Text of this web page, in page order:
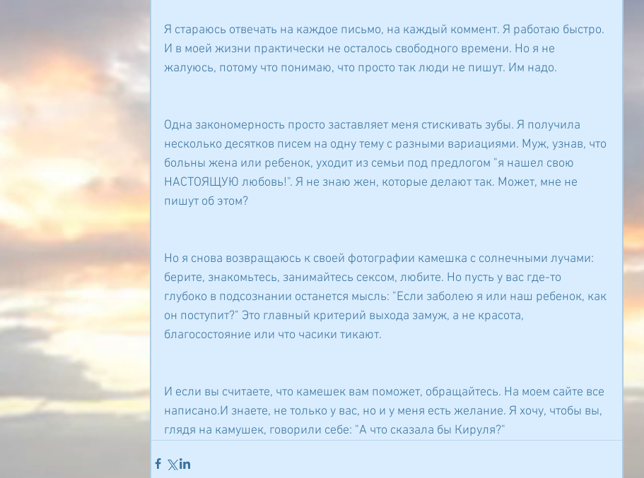
Я стараюсь отвечать на каждое письмо, на каждый коммент. Я работаю быстро.
И в моей жизни практически не осталось свободного времени. Но я не
жалуюсь, потому что понимаю, что просто так люди не пишут. Им надо.
Одна закономерность просто заставляет меня стискивать зубы. Я получила
несколько десятков писем на одну тему с разными вариациями. Муж, узнав, что
больны жена или ребенок, уходит из семьи под предлогом "я нашел свою
НАСТОЯЩУЮ любовь!". Я не знаю жен, которые делают так. Может, мне не
пишут об этом?
Но я снова возвращаюсь к своей фотографии камешка с солнечными лучами:
берите, знакомьтесь, занимайтесь сексом, любите. Но пусть у вас где-то
глубоко в подсознании останется мысль: "Если заболею я или наш ребенок, как
он поступит?" Это главный критерий выхода замуж, а не красота,
благосостояние или что часики тикают.
И если вы считаете, что камешек вам поможет, обращайтесь. На моем сайте все
написано.И знаете, не только у вас, но и у меня есть желание. Я хочу, чтобы вы,
глядя на камушек, говорили себе: "А что сказала бы Кируля?"